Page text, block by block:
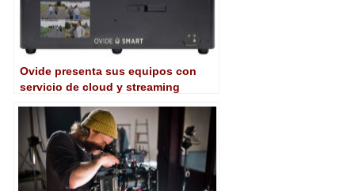
Ovide presenta sus equipos con
servicio de cloud y streaming